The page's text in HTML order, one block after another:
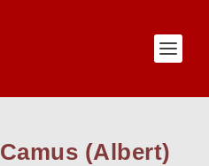
Camus (Albert)